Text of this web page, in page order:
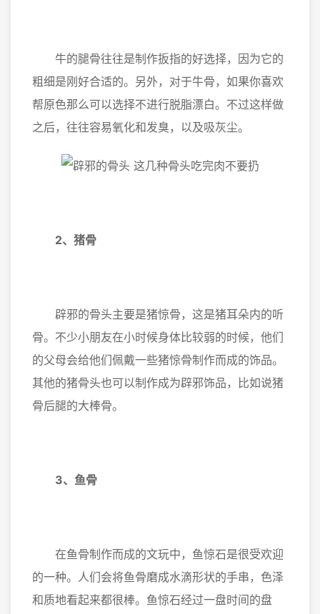
牛的腿骨往往是制作扳指的好选择，因为它的
粗细是刚好合适的。另外，对于牛骨，如果你喜欢
帮原色那么可以选择不进行脱脂漂白。不过这样做
之后，往往容易氧化和发臭，以及吸灰尘。
2、猪骨
辟邪的骨头主要是猪惊骨，这是猪耳朵内的听
骨。不少小朋友在小时候身体比较弱的时候，他们
的父母会给他们佩戴一些猪惊骨制作而成的饰品。
其他的猪骨头也可以制作成为辟邪饰品，比如说猪
骨后腿的大棒骨。
3、鱼骨
在鱼骨制作而成的文玩中，鱼惊石是很受欢迎
的一种。人们会将鱼骨磨成水滴形状的手串，色泽
和质地看起来都很棒。鱼惊石经过一盘时间的盘